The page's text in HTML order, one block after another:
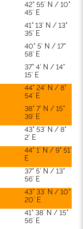
42° 55′ N / 10°
45′ E
41° 13′ N / 13°
35′ E
40° 5′ N / 17°
58′ E
37° 4′ N / 14°
15′ E
44° 24′ N / 8°
54′ E
38° 7′ N / 15°
39′ E
43° 53′ N / 8°
2′ E
44° 1′ N / 9° 51′
E
37° 5′ N / 13°
56′ E
43° 33′ N / 10°
20′ E
41° 38′ N / 15°
56′ E